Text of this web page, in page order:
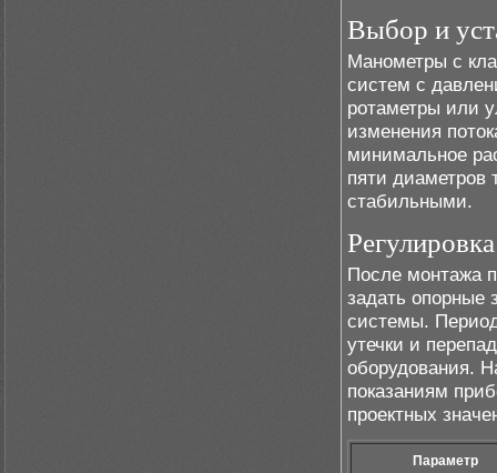
Выбор и
Манометры с
систем с
ротаметры или
изменения
минимальное
пяти диаметров
стабильными.
После монтажа
задать опорные
системы.
утечки и
оборудования.
показаниям
проектных
Параметр